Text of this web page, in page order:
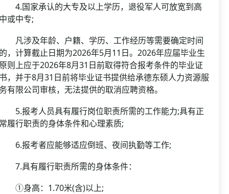
国家承认的大专及以上学历，退役军人可放宽到高
或中专;
涉及年龄、户籍、学历、工作经历等需要确定时间
，计算截止日期为2026年5月11日。2026年应届毕业生
则上应于2026年8月31日前取得符合报考条件的毕业证
，并于8月31日前将毕业证书提供给承德东硕人力资源服
有限公司审核，无法提供的取消应聘资格。
报考人员具有履行岗位职责所需的工作能力;具有正
履行职责的身体条件和心理素质;
报考者应能够适应倒班、夜间执勤等工作;
具有履行职责所需的身体条件：
身高：1.70米(含)以上;